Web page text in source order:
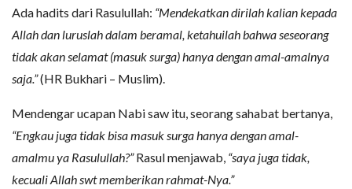
Ada hadits dari Rasulullah: “Mendekatkan dirilah kalian kepada
Allah dan luruslah dalam beramal, ketahuilah bahwa seseorang
tidak akan selamat (masuk surga) hanya dengan amal-amalnya
saja.”(HR Bukhari – Muslim).
Mendengar ucapan Nabi saw itu, seorang sahabat bertanya,
“Engkau juga tidak bisa masuk surga hanya dengan amal-
amalmu ya Rasulullah?”Rasul menjawab, “saya juga tidak,
kecuali Allah swt memberikan rahmat-Nya.”